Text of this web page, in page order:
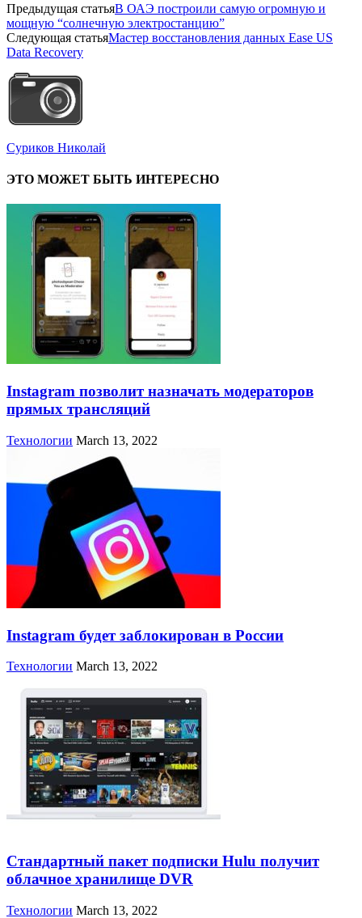
Предыдущая статьяВ ОАЭ построили самую огромную и
мощную “солнечную электростанцию”
Следующая статьяМастер восстановления данных Ease US
Data Recovery
Суриков Николай
ЭТО МОЖЕТ БЫТЬ ИНТЕРЕСНО
Instagram позволит назначать модераторов
прямых трансляций
Технологии March 13, 2022
Instagram будет заблокирован в России
Технологии March 13, 2022
Стандартный пакет подписки Hulu получит
облачное хранилище DVR
Технологии March 13, 2022